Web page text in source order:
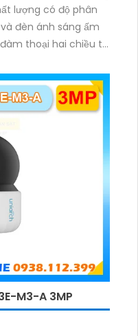
lượng có độ phân
đèn ánh sáng ấm
thoại hai chiều to
M3-A 3MP